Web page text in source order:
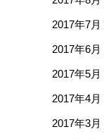
2017年7月
2017年6月
2017年5月
2017年4月
2017年3月